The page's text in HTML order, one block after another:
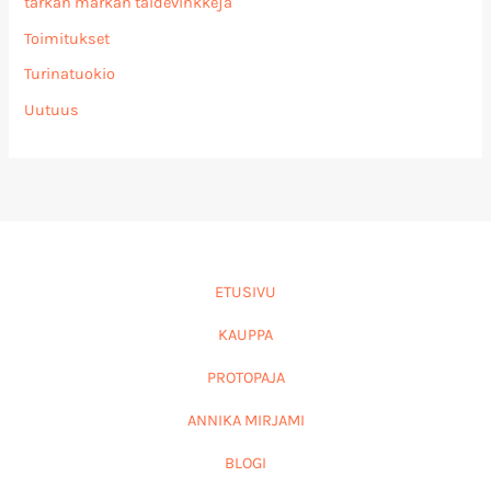
Toimitukset
Turinatuokio
Uutuus
ETUSIVU
KAUPPA
PROTOPAJA
ANNIKA MIRJAMI
BLOGI